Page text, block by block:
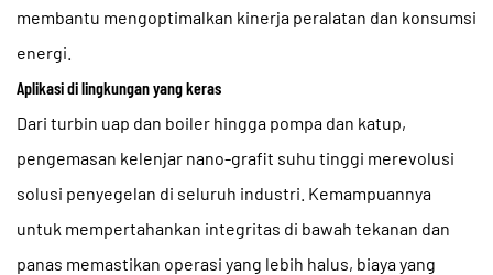
membantu mengoptimalkan kinerja peralatan dan konsumsi
energi.
Aplikasi di lingkungan yang keras
Dari turbin uap dan boiler hingga pompa dan katup,
pengemasan kelenjar nano-grafit suhu tinggi merevolusi
solusi penyegelan di seluruh industri. Kemampuannya
untuk mempertahankan integritas di bawah tekanan dan
panas memastikan operasi yang lebih halus, biaya yang